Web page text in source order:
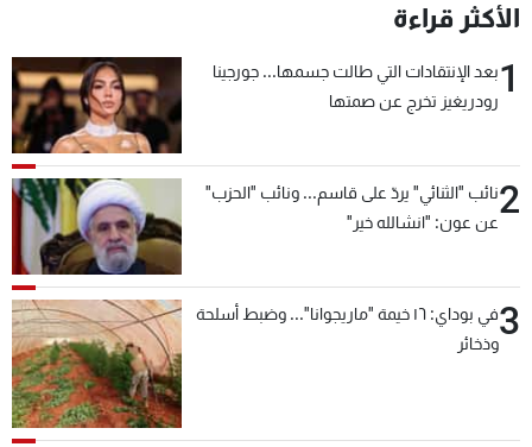
الأكثر قراءة
1بعد الإنتقادات التي طالت جسمها... جورجينا
رودريغيز تخرج عن صمتها
2نائب "الثنائي" يردّ على قاسم... ونائب "الحزب"
عن عون: "انشالله خير"
3
في بوداي: ١٦ خيمة "ماريجوانا"... وضبط أسلحة
وذخائر